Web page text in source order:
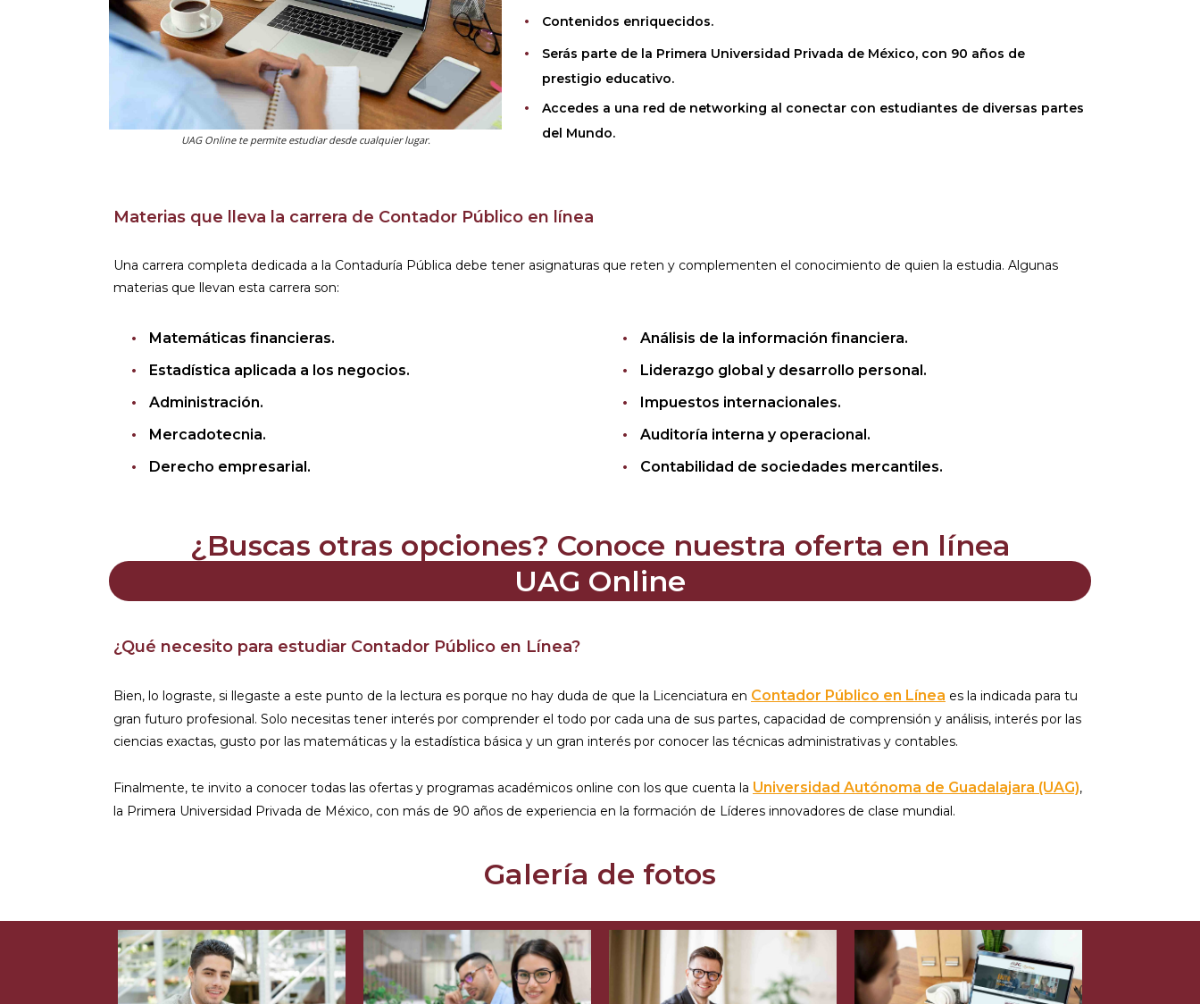
UAG Online te permite estudiar desde cualquier lugar.
Contenidos enriquecidos.
Serás parte de la Primera Universidad Privada de México, con 90 años de
prestigio educativo.
Accedes a una red de networking al conectar con estudiantes de diversas partes
del Mundo.
Materias que lleva la carrera de Contador Público en línea
Una carrera completa dedicada a la Contaduría Pública debe tener asignaturas que reten y complementen el conocimiento de quien la estudia. Algunas
materias que llevan esta carrera son:
Matemáticas financieras.
Estadística aplicada a los negocios.
Administración.
Mercadotecnia.
Derecho empresarial.
Análisis de la información financiera.
Liderazgo global y desarrollo personal.
Impuestos internacionales.
Auditoría interna y operacional.
Contabilidad de sociedades mercantiles.
¿Buscas otras opciones? Conoce nuestra oferta en línea
UAG Online
¿Qué necesito para estudiar Contador Público en Línea?
Bien, lo lograste, si llegaste a este punto de la lectura es porque no hay duda de que la Licenciatura en Contador Público en Línea es la indicada para tu
gran futuro profesional. Solo necesitas tener interés por comprender el todo por cada una de sus partes, capacidad de comprensión y análisis, interés por las
ciencias exactas, gusto por las matemáticas y la estadística básica y un gran interés por conocer las técnicas administrativas y contables.
Finalmente, te invito a conocer todas las ofertas y programas académicos online con los que cuenta la Universidad Autónoma de Guadalajara (UAG),
la Primera Universidad Privada de México, con más de 90 años de experiencia en la formación de Líderes innovadores de clase mundial.
Galería de fotos